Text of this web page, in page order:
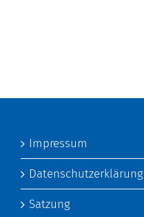
Impressum
Datenschutzerklärung
Satzung